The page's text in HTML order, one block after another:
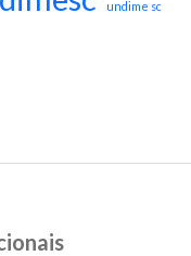
undime sc